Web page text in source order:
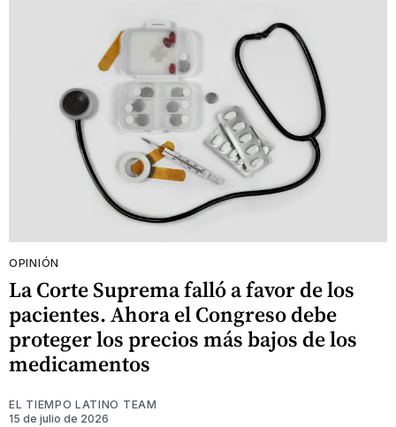
OPINIÓN
La Corte Suprema falló a favor de los
pacientes. Ahora el Congreso debe
proteger los precios más bajos de los
medicamentos
EL TIEMPO LATINO TEAM
15 de julio de 2026